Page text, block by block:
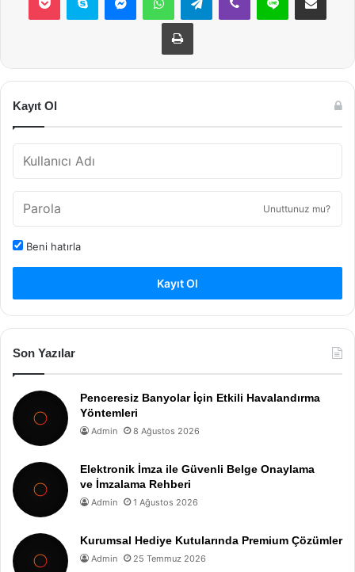
Yazdır
Kayıt Ol
Unuttunuz mu?
Beni hatırla
Kayıt Ol
Son Yazılar
Penceresiz Banyolar İçin Etkili Havalandırma
Yöntemleri
Admin 8 Ağustos 2026
Elektronik İmza ile Güvenli Belge Onaylama
ve İmzalama Rehberi
Admin 1 Ağustos 2026
Kurumsal Hediye Kutularında Premium Çözümler
Admin 25 Temmuz 2026